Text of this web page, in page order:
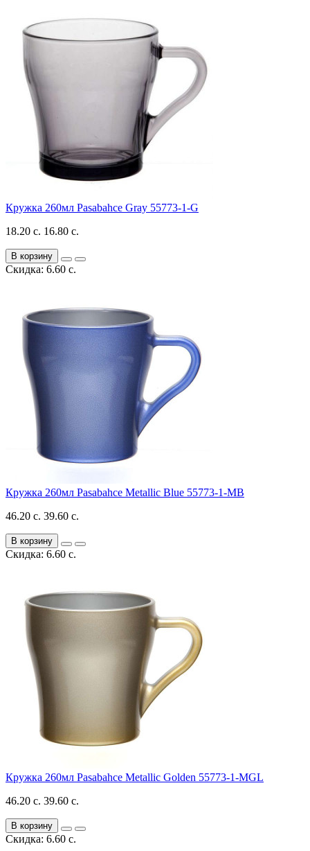
Кружка 260мл Pasabahce Gray 55773-1-G
18.20 с. 16.80 с.
В корзину
Скидка: 6.60 с.
Кружка 260мл Pasabahce Metallic Blue 55773-1-MB
46.20 с. 39.60 с.
В корзину
Скидка: 6.60 с.
Кружка 260мл Pasabahce Metallic Golden 55773-1-MGL
46.20 с. 39.60 с.
В корзину
Скидка: 6.60 с.